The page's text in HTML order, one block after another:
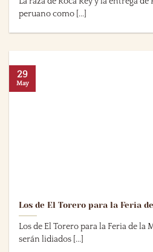
peruano como [...]
Los de El Torero para la Feria
Los de El Torero para la Feria de la
serán lidiados [...]
29
May